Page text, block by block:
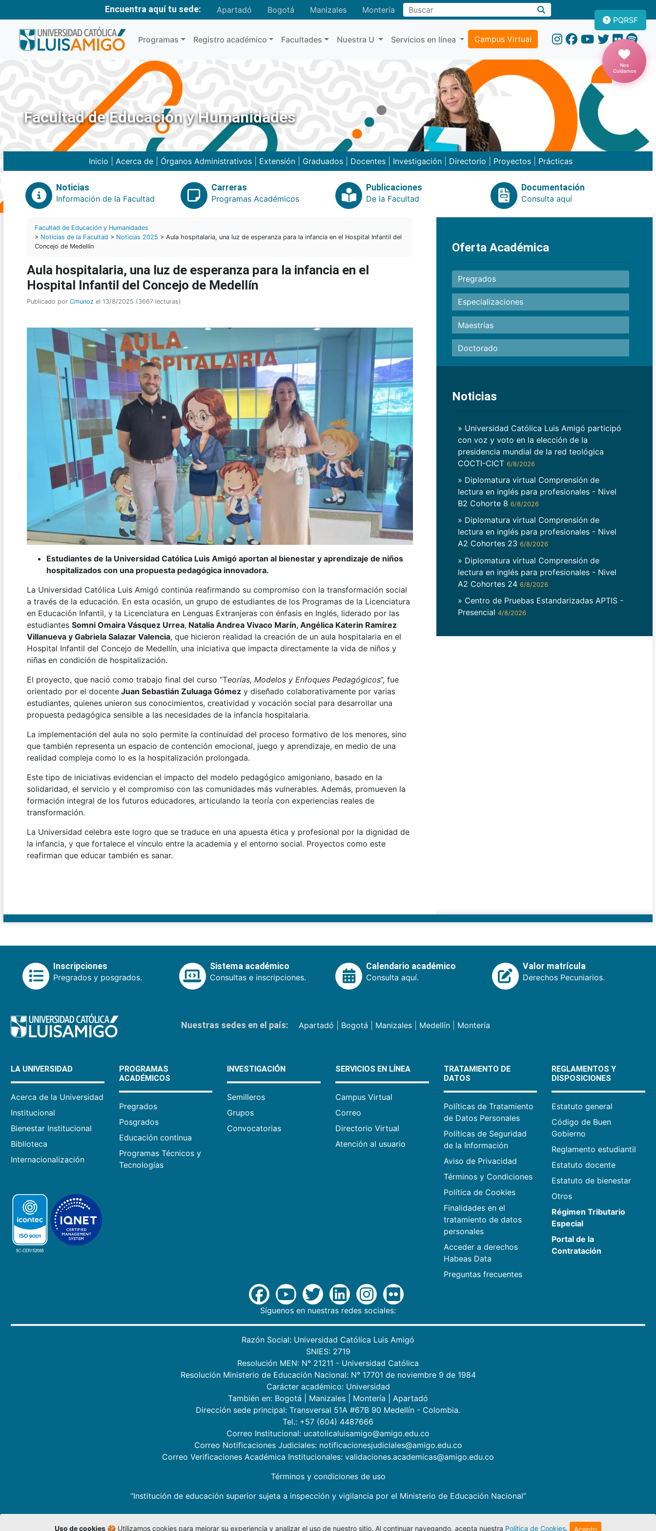
Encuentra aquí tu sede: Apartadó Bogotá Manizales MonteríaBuscar
Programas Registro académico Facultades Nuestra U Servicios en línea Campus Virtual
PQRSF
Nos
Cuidamos
Facultad de Educación y Humanidades
Inicio Acerca de| Órganos Administrativos| Extensión| Graduados| Docentes| Investigación| Directorio Proyectos| Prácticas
Noticias
Información de la Facultad
Carreras
Programas Académicos
Publicaciones
De la Facultad
Documentación
Consulta aquí
Facultad de Educación y Humanidades
> Noticias de la Facultad > Noticias 2025 > Aula hospitalaria, una luz de esperanza para la infancia en el Hospital Infantil del
Concejo de Medellín
Aula hospitalaria, una luz de esperanza para la infancia en el
Hospital Infantil del Concejo de Medellín
Publicado por Cmunoz el 13/8/2025 (3667 lecturas)
Estudiantes de la Universidad Católica Luis Amigó aportan al bienestar y aprendizaje de niños
hospitalizados con una propuesta pedagógica innovadora.
La Universidad Católica Luis Amigó continúa reafirmando su compromiso con la transformación social
a través de la educación. En esta ocasión, un grupo de estudiantes de los Programas de la Licenciatura
en Educación Infantil, y la Licenciatura en Lenguas Extranjeras con énfasis en Inglés, liderado por las
estudiantes Somni Omaira Vásquez Urrea, Natalia Andrea Vivaco Marín, Angélica Katerin Ramírez
Villanueva y Gabriela Salazar Valencia, que hicieron realidad la creación de un aula hospitalaria en el
Hospital Infantil del Concejo de Medellín, una iniciativa que impacta directamente la vida de niños y
niñas en condición de hospitalización.
El proyecto, que nació como trabajo final del curso “Teorías, Modelos y Enfoques Pedagógicos”, fue
orientado por el docente Juan Sebastián Zuluaga Gómez y diseñado colaborativamente por varias
estudiantes, quienes unieron sus conocimientos, creatividad y vocación social para desarrollar una
propuesta pedagógica sensible a las necesidades de la infancia hospitalaria.
La implementación del aula no solo permite la continuidad del proceso formativo de los menores, sino
que también representa un espacio de contención emocional, juego y aprendizaje, en medio de una
realidad compleja como lo es la hospitalización prolongada.
Este tipo de iniciativas evidencian el impacto del modelo pedagógico amigoniano, basado en la
solidaridad, el servicio y el compromiso con las comunidades más vulnerables. Además, promueven la
formación integral de los futuros educadores, articulando la teoría con experiencias reales de
transformación.
La Universidad celebra este logro que se traduce en una apuesta ética y profesional por la dignidad de
la infancia, y que fortalece el vínculo entre la academia y el entorno social. Proyectos como este
reafirman que educar también es sanar.
Oferta Académica
Pregrados
Especializaciones
Maestrías
Doctorado
Noticias
» Universidad Católica Luis Amigó participó
con voz y voto en la elección de la
presidencia mundial de la red teológica
COCTI-CICT 6/8/2026
» Diplomatura virtual Comprensión de
lectura en inglés para profesionales - Nivel
B2 Cohorte 8 6/8/2026
» Diplomatura virtual Comprensión de
lectura en inglés para profesionales - Nivel
A2 Cohortes 23 6/8/2026
» Diplomatura virtual Comprensión de
lectura en inglés para profesionales - Nivel
A2 Cohortes 24 6/8/2026
» Centro de Pruebas Estandarizadas APTIS -
Presencial 4/8/2026
Inscripciones
Pregrados y posgrados.
Sistema académico
Consultas e inscripciones.
Calendario académico
Consulta aquí.
Valor matrícula
Derechos Pecuniarios.
Nuestras sedes en el país: Apartadó Bogotá Manizales| Medellín| Montería
LA UNIVERSIDAD
Acerca de la Universidad
Institucional
Bienestar Institucional
Biblioteca
Internacionalización
PROGRAMAS
ACADÉMICOS
Pregrados
Posgrados
Educación continua
Programas Técnicos y
Tecnologías
INVESTIGACIÓN
Semilleros
Grupos
Convocatorias
SERVICIOS EN LÍNEA
Campus Virtual
Correo
Directorio Virtual
Atención al usuario
TRATAMIENTO DE
DATOS
Políticas de Tratamiento
de Datos Personales
Políticas de Seguridad
de la Información
Aviso de Privacidad
Términos y Condiciones
Política de Cookies
Finalidades en el
tratamiento de datos
personales
Acceder a derechos
Habeas Data
Preguntas frecuentes
REGLAMENTOS Y
DISPOSICIONES
Estatuto general
Código de Buen
Gobierno
Reglamento estudiantil
Estatuto docente
Estatuto de bienestar
Otros
Régimen Tributario
Especial
Portal de la
Contratación
Síguenos en nuestras redes sociales:
Razón Social: Universidad Católica Luis Amigó
SNIES: 2719
Resolución MEN: N° 21211 - Universidad Católica
Resolución Ministerio de Educación Nacional: N° 17701 de noviembre 9 de 1984
Carácter académico: Universidad
También en: Bogotá Manizales Montería
Apartadó
Dirección sede principal: Transversal 51A #67B 90 Medellín - Colombia.
Tel.: +57 (604) 4487666
Correo Institucional: ucatolicaluisamigo@amigo.edu.co
Correo Notificaciones Judiciales: notificacionesjudiciales@amigo.edu.co
Correo Verificaciones Académica Institucionales: validaciones.academicas@amigo.edu.co
Términos y condiciones de uso
“Institución de educación superior sujeta a inspección y vigilancia por el Ministerio de Educación Nacional”
Uso de cookies 🍪 Utilizamos cookies para mejorar su experiencia y analizar el uso de nuestro sitio. Al continuar navegando, acepta nuestra Política de Cookies. Acepto